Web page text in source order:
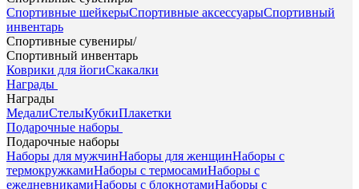
Спортивные шейкерыСпортивные аксессуарыСпортивный
инвентарь
Спортивные сувениры/
Спортивный инвентарь
Коврики для йогиСкакалки
Награды
Награды
МедалиСтелыКубкиПлакетки
Подарочные наборы
Подарочные наборы
Наборы для мужчинНаборы для женщинНаборы с
термокружкамиНаборы с термосамиНаборы с
ежедневникамиНаборы с блокнотамиНаборы с